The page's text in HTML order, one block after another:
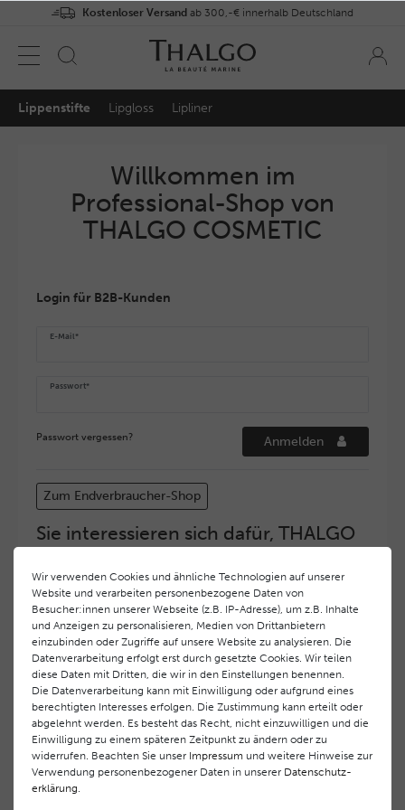
Kostenloser Versand ab 300,-€ innerhalb Deutschland
Lippenstifte Lipgloss Lipliner
Willkommen im
Professional-Shop von
THALGO COSMETIC
Login für B2B-Kunden
E-Mail*
Passwort*
Passwort vergessen? Anmelden
Zum Endverbraucher-Shop
Sie interessieren sich dafür, THALGO
COSMETIC Partner und Depositär zu
werden?
Hohe Servicequalität und ein exzellentes Markenimage
haben bei
THALGO COSMETIC oberste Priorität.
Anspruchsvollen Endverbrauchern möchten wir ein
hohes Qualitätsniveau und gleichzeitig eine
überdurchschnittliche Behandlungs- und Serviceleistung
gewährleisten. Deshalb haben wir ein selektives
Vertriebssystem eingeführt. THALGO COSMETICPartner
werden auf diese Weise wirtschaftlich unterstützt,
während Endverbrauchern eine stets gleichbleibend hohe
Dienstleistungsqualität und ein innovatives Produkt- und
Behandlungsprogramm geboten wird.
Wir verwenden Cookies und ähnliche Technologien auf unserer
Website und verarbeiten personenbezogene Daten von
Besucher:innen unserer Webseite (z.B. IP-Adresse), um z.B. Inhalte
und Anzeigen zu personalisieren, Medien von Drittanbietern
einzubinden oder Zugriffe auf unsere Website zu analysieren. Die
Datenverarbeitung erfolgt erst durch gesetzte Cookies. Wir teilen
diese Daten mit Dritten, die wir in den Einstellungen benennen.
Die Datenverarbeitung kann mit Einwilligung oder aufgrund eines
berechtigten Interesses erfolgen. Die Zustimmung kann erteilt oder
abgelehnt werden. Es besteht das Recht, nicht einzuwilligen und die
Einwilligung zu einem späteren Zeitpunkt zu ändern oder zu
widerrufen. Beachten Sie unser Impressum und weitere Hinweise zur
Verwendung personenbezogener Daten in unserer Daten­schutz­
erklärung.